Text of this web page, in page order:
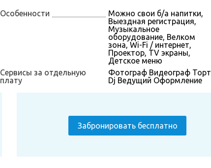
Особенности
Можно свои б/а напитки,
Выездная регистрация,
Музыкальное
оборудование, Велком
зона, Wi-Fi / интернет,
Проектор, TV экраны,
Детское меню
Сервисы за отдельную
плату
Фотограф Видеограф Торт
Dj Ведущий Оформление
Забронировать бесплатно